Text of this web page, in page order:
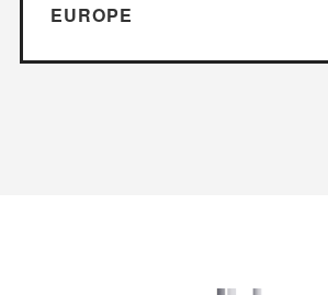
EUROPE